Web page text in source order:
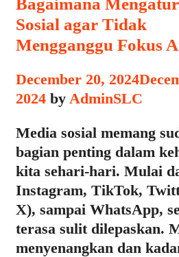
Bagaimana
Sosial agar Tidak
Mengganggu Fokus
December 20, 2024
2024 by AdminSLC
Media sosial memang
bagian penting dalam
kita sehari-hari. Mulai
Instagram, TikTok,
X), sampai WhatsApp,
terasa sulit dilepaskan.
menyenangkan dan